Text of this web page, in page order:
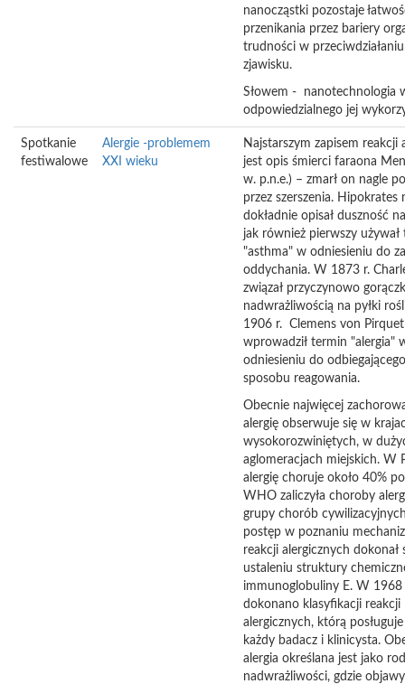
nanocząstki pozostaje
przenikania przez bariery
trudności w
zjawisku.
Słowem - nanotechnologia
odpowiedzialnego jej
Spotkanie
festiwalowe
Alergie -problemem
XXI wieku
Najstarszym zapisem reakcji
jest opis śmierci faraona
w. p.n.e.) – zmarł on nagle
przez szerszenia. Hipokrates
dokładnie opisał duszność
jak również pierwszy używał
"asthma" w odniesieniu do
oddychania. W 1873 r.
związał przyczynowo
nadwrażliwością na pyłki
1906 r. Clemens von Pirquet
wprowadził termin "alergia"
odniesieniu do
sposobu reagowania.
Obecnie najwięcej
alergię obserwuje się w
wysokorozwiniętych, w
aglomeracjach miejskich. W
alergię choruje około 40%
WHO zaliczyła choroby
grupy chorób
postęp w poznaniu
reakcji alergicznych dokonał
ustaleniu struktury
immunoglobuliny E. W
dokonano klasyfikacji reakcji
alergicznych, którą posługuje
każdy badacz i klinicysta.
alergia określana jest jako
nadwrażliwości, gdzie